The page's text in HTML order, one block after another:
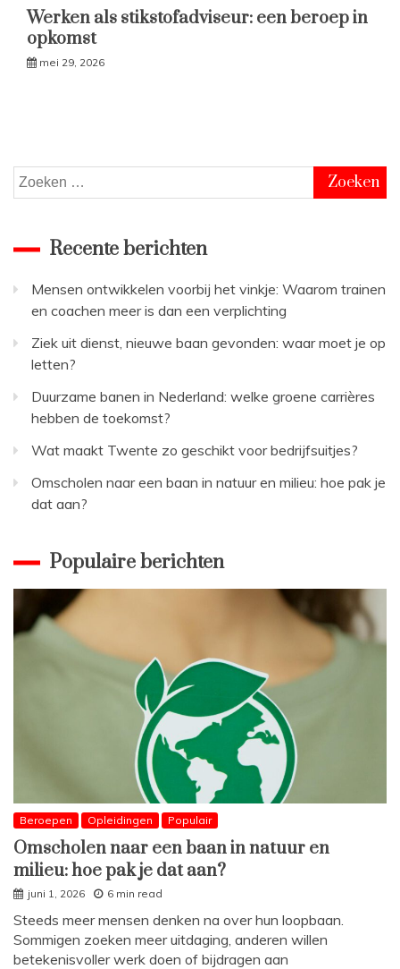
Werken als stikstofadviseur: een beroep in
opkomst
mei 29, 2026
Zoeken
naar:
Recente berichten
Mensen ontwikkelen voorbij het vinkje: Waarom trainen
en coachen meer is dan een verplichting
Ziek uit dienst, nieuwe baan gevonden: waar moet je op
letten?
Duurzame banen in Nederland: welke groene carrières
hebben de toekomst?
Wat maakt Twente zo geschikt voor bedrijfsuitjes?
Omscholen naar een baan in natuur en milieu: hoe pak je
dat aan?
Populaire berichten
Beroepen Opleidingen Populair
Omscholen naar een baan in natuur en
milieu: hoe pak je dat aan?
juni 1, 2026 6 min read
Steeds meer mensen denken na over hun loopbaan.
Sommigen zoeken meer uitdaging, anderen willen
betekenisvoller werk doen of bijdragen aan